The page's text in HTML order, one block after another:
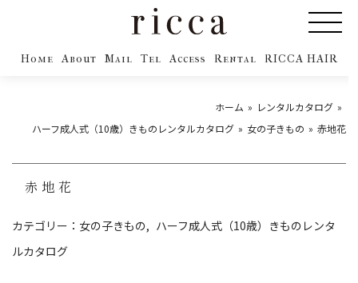
Home About Mail Tel Access Rental RICCA HAIR
ホーム
レンタルカタログ
ハーフ成人式（10歳）きものレンタルカタログ
女の子きもの 赤地花
赤地花
カテゴリー： 女の子きもの
ハーフ成人式（10歳）きものレンタ
ルカタログ